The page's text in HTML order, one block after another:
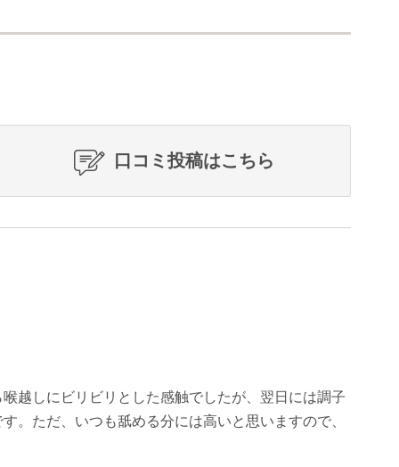
口コミ投稿はこちら
越しにビリビリとした感触でしたが、翌日には調子
。ただ、いつも舐める分には高いと思いますので、